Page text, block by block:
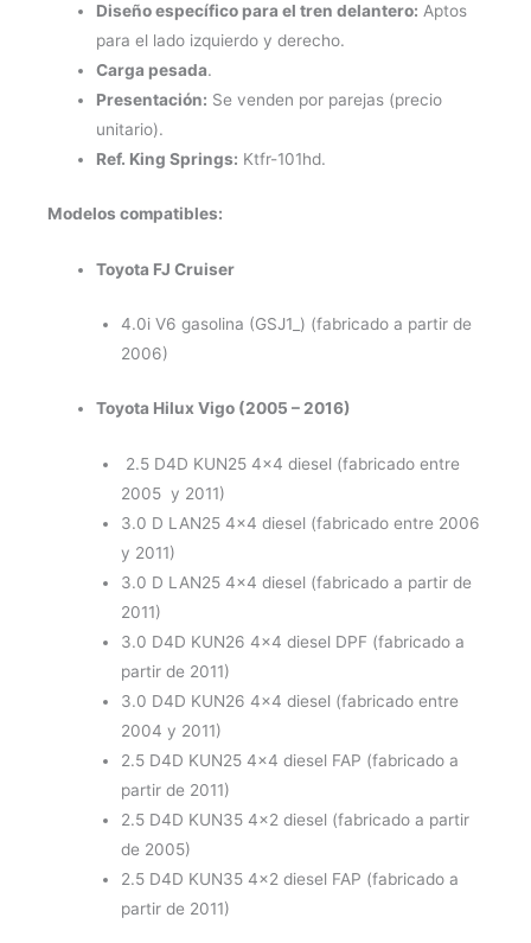
Diseño específico para el tren delantero: Aptos
para el lado izquierdo y derecho.
Carga pesada.
Presentación: Se venden por parejas (precio
unitario).
Ref. King Springs: Ktfr-101hd.
Modelos compatibles:
Toyota FJ Cruiser
4.0i V6 gasolina (GSJ1_) (fabricado a partir de
2006)
Toyota Hilux Vigo (2005 – 2016)
2.5 D4D KUN25 4×4 diesel (fabricado entre
2005 y 2011)
3.0 D LAN25 4×4 diesel (fabricado entre 2006
y 2011)
3.0 D LAN25 4×4 diesel (fabricado a partir de
2011)
3.0 D4D KUN26 4×4 diesel DPF (fabricado a
partir de 2011)
3.0 D4D KUN26 4×4 diesel (fabricado entre
2004 y 2011)
2.5 D4D KUN25 4×4 diesel FAP (fabricado a
partir de 2011)
2.5 D4D KUN35 4×2 diesel (fabricado a partir
de 2005)
2.5 D4D KUN35 4×2 diesel FAP (fabricado a
partir de 2011)